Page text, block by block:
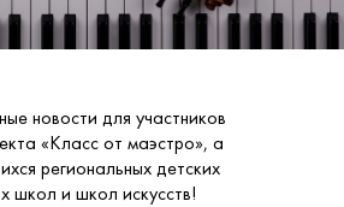
новости для участников
«Класс от маэстро», а
региональных детских
школ и школ искусств!